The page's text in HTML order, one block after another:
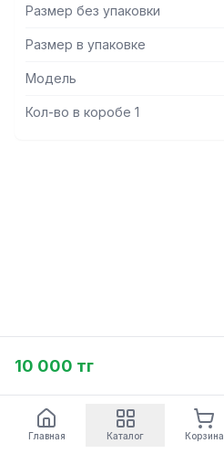
Размер без упаковки
Размер в упаковке
Модель
Кол-во в коробе 1
10 000 тг
Главная Каталог Корзина